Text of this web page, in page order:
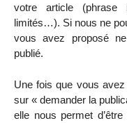
votre article (phrase
limités…). Si nous ne
vous avez proposé
publié.
Une fois que vous
sur « demander la
elle nous permet